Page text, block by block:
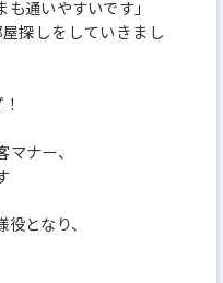
も通いやすいです」
探しをしていきまし
ナー、
となり、